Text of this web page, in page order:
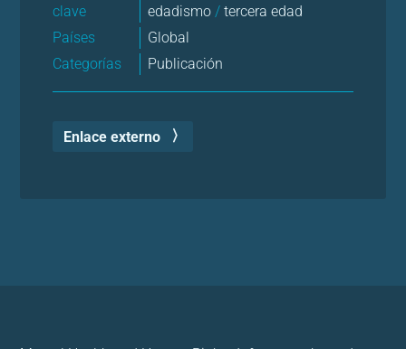
clave
edadismo/ tercera edad
Países
Global
Categorías
Publicación
Enlace externo